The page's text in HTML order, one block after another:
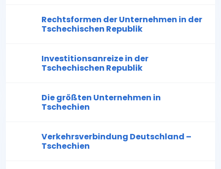
Rechtsformen der Unternehmen in der
Tschechischen Republik
Investitionsanreize in der
Tschechischen Republik
Die größten Unternehmen in
Tschechien
Verkehrsverbindung Deutschland –
Tschechien